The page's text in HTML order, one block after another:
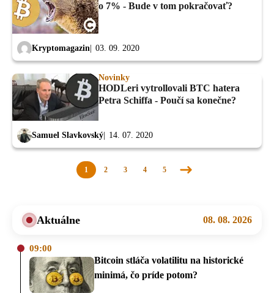
o 7% - Bude v tom pokračovať?
Kryptomagazin 03. 09. 2020
Novinky
HODLeri vytrollovali BTC hatera
Petra Schiffa - Poučí sa konečne?
Samuel Slavkovský 14. 07. 2020
1 2 3 4 5
Nasledujúca
Aktuálne 08. 08. 2026
09:00
Bitcoin stláča volatilitu na historické
minimá, čo príde potom?